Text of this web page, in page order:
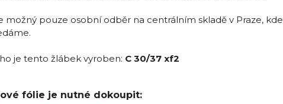
možný pouze osobní odběr na centrálním skladě v Praze, kde
je tento žlábek vyroben: C 30/37 xf2
fólie je nutné dokoupit: